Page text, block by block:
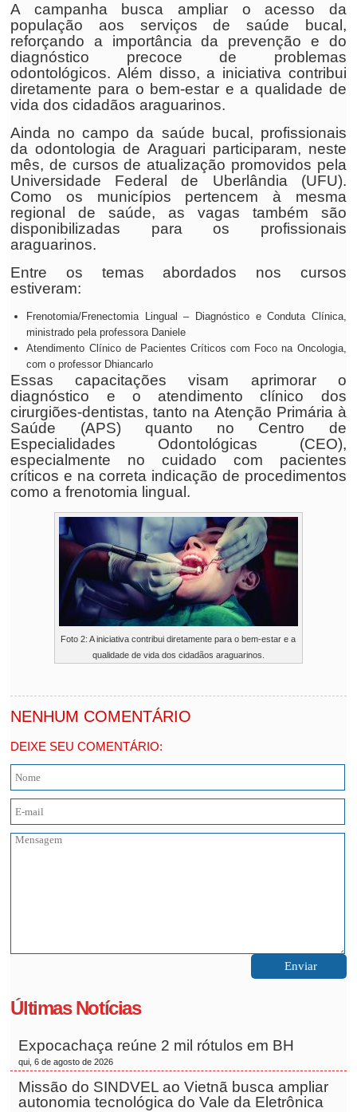
A campanha busca ampliar o acesso da
população aos serviços de saúde bucal,
reforçando a importância da prevenção e do
diagnóstico precoce de problemas
odontológicos. Além disso, a iniciativa contribui
diretamente para o bem-estar e a qualidade de
vida dos cidadãos araguarinos.
Ainda no campo da saúde bucal, profissionais
da odontologia de Araguari participaram, neste
mês, de cursos de atualização promovidos pela
Universidade Federal de Uberlândia (UFU).
Como os municípios pertencem à mesma
regional de saúde, as vagas também são
disponibilizadas para os profissionais
araguarinos.
Entre os temas abordados nos cursos
estiveram:
Frenotomia/Frenectomia Lingual – Diagnóstico e Conduta Clínica,
ministrado pela professora Daniele
Atendimento Clínico de Pacientes Críticos com Foco na Oncologia,
com o professor Dhiancarlo
Essas capacitações visam aprimorar o
diagnóstico e o atendimento clínico dos
cirurgiões-dentistas, tanto na Atenção Primária à
Saúde (APS) quanto no Centro de
Especialidades Odontológicas (CEO),
especialmente no cuidado com pacientes
críticos e na correta indicação de procedimentos
como a frenotomia lingual.
Foto 2: A iniciativa contribui diretamente para o bem-estar e a
qualidade de vida dos cidadãos araguarinos.
NENHUM COMENTÁRIO
DEIXE SEU COMENTÁRIO:
Últimas Notícias
Expocachaça reúne 2 mil rótulos em BH
qui, 6 de agosto de 2026
Missão do SINDVEL ao Vietnã busca ampliar
autonomia tecnológica do Vale da Eletrônica